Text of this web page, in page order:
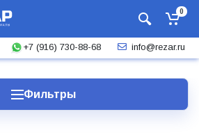
0
+7 (916) 730-88-68 info@rezar.ru
Фильтры